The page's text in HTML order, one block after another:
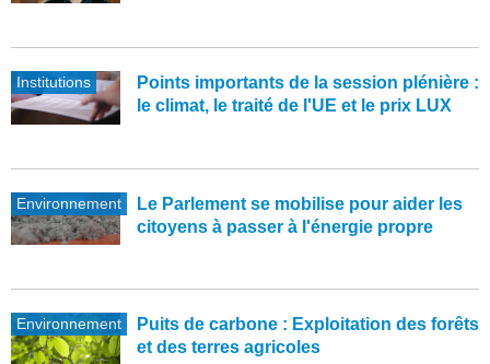
Institutions
Points importants de la session plénière :
le climat, le traité de l'UE et le prix LUX
Environnement
Le Parlement se mobilise pour aider les
citoyens à passer à l'énergie propre
Environnement
Puits de carbone : Exploitation des forêts
et des terres agricoles